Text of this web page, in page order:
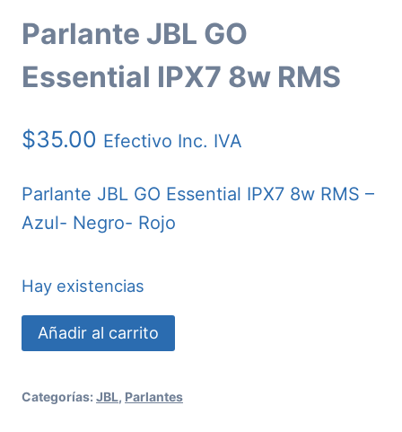
Parlante JBL GO
Essential IPX7 8w RMS
$35.00 Efectivo Inc. IVA
Parlante JBL GO Essential IPX7 8w RMS –
Azul- Negro- Rojo
Hay existencias
Parlante
JBL
GO
Añadir al carrito
Categorías: JBL, Parlantes